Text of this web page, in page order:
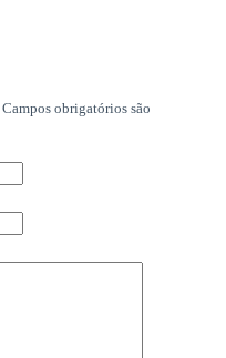
Campos obrigatórios são